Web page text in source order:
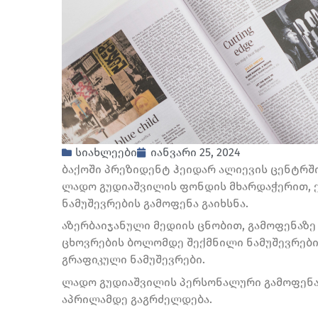
სიახლეები
იანვარი 25, 2024
ბაქოში პრეზიდენტ ჰეიდარ ალიევის
ლადო გუდიაშვილის ფონდის მხარდაჭერით,
ნამუშევრების გამოფენა გაიხსნა.
აზერბაიჯანული მედიის ცნობით,
ცხოვრების ბოლომდე შექმნილი
გრაფიკული ნამუშევრები.
ლადო გუდიაშვილის პერსონალური
აპრილამდე გაგრძელდება.